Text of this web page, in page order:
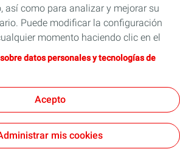
continúa
así como para analizar y mejorar su
Puede modificar la configuración
momento haciendo clic en el
(Gestionar cookies). Al hacer
(Aceptar), nos autoriza a
depositaremos únicamente las
necesarias para el
del sitio web. Si desea más
la página relativa a la
datos personales y tecnologías de
Acepto
mis cookies